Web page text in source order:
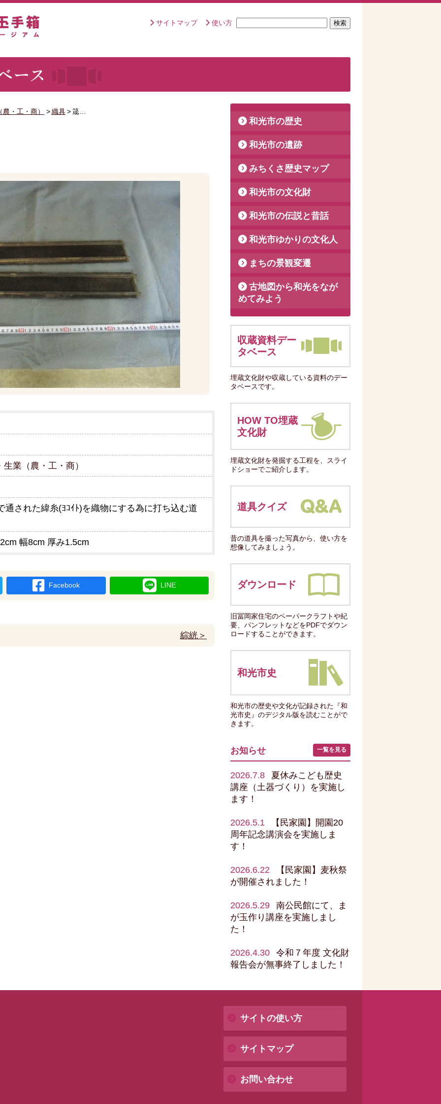
サイトマップ 使い方
・工・商） > 織具 >筬…
生業（農・工・商）
通された緯糸(ﾖｺｲﾄ)を織物にする為に打ち込む道
幅8cm 厚み1.5cm
Facebook LINE
綜絖＞
和光市の歴史
和光市の遺跡
みちくさ歴史マップ
和光市の文化財
和光市の伝説と昔話
和光市ゆかりの文化人
まちの景観変遷
古地図から和光をなが
めてみよう
収蔵資料デー
タベース
埋蔵文化財や収蔵している資料のデー
タベースです。
HOW TO埋蔵
文化財
埋蔵文化財を発掘する工程を、スライ
ドショーでご紹介します。
道具クイズ
昔の道具を撮った写真から、使い方を
想像してみましょう。
ダウンロード
旧冨岡家住宅のペーパークラフトや紀
要、パンフレットなどをPDFでダウン
ロードすることができます。
和光市史
和光市の歴史や文化が記録された『和
光市史』のデジタル版を読むことがで
きます。
お知らせ 一覧を見る
2026.7.8
夏休みこども歴史
講座（土器づくり）を実施し
ます！
2026.5.1
【民家園】開園20
周年記念講演会を実施しま
す！
2026.6.22
【民家園】麦秋祭
が開催されました！
2026.5.29
南公民館にて、ま
が玉作り講座を実施しまし
た！
2026.4.30
令和７年度 文化財
報告会が無事終了しました！
サイトの使い方
サイトマップ
お問い合わせ